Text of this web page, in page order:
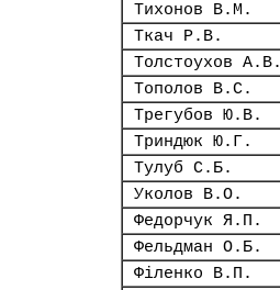
Тихонов В.М.
Ткач Р.В.
Толстоухов А.В.
Тополов В.С.
Трегубов Ю.В.
Триндюк Ю.Г.
Тулуб С.Б.
Уколов В.О.
Федорчук Я.П.
Фельдман О.Б.
Філенко В.П.